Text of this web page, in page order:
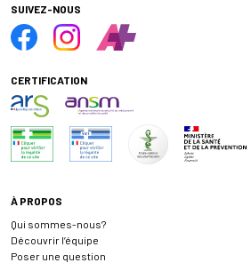
SUIVEZ-NOUS
CERTIFICATION
À PROPOS
Qui sommes-nous?
Découvrir l’équipe
Poser une question